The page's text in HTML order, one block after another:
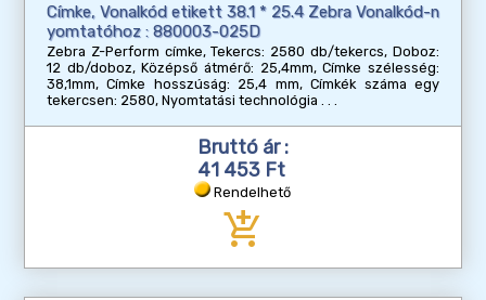
Címke, Vonalkód etikett 38.1 * 25.4 Zebra Vonalkód-n
yomtatóhoz : 880003-025D
Zebra Z-Perform címke, Tekercs: 2580 db/tekercs, Doboz:
12 db/doboz, Középső átmérő: 25,4mm, Címke szélesség:
38,1mm, Címke hosszúság: 25,4 mm, Címkék száma egy
tekercsen: 2580, Nyomtatási technológia
Bruttó ár :
41 453 Ft
Rendelhető
add_shopping_cart